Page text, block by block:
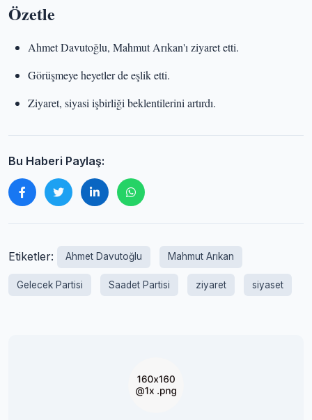
Özetle
Ahmet Davutoğlu, Mahmut Arıkan'ı ziyaret etti.
Görüşmeye heyetler de eşlik etti.
Ziyaret, siyasi işbirliği beklentilerini artırdı.
Bu Haberi Paylaş:
Etiketler: Ahmet Davutoğlu Mahmut Arıkan
Gelecek Partisi Saadet Partisi ziyaret siyaset